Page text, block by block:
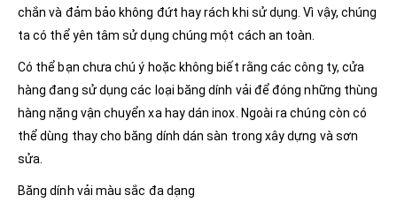
chắn và đảm bảo không đứt hay rách khi sử dụng. Vì vậy, chúng
ta có thể yên tâm sử dụng chúng một cách an toàn.
Có thể bạn chưa chú ý hoặc không biết rằng các công ty, cửa
hàng đang sử dụng các loại băng dính vải để đóng những thùng
hàng nặng vận chuyển xa hay dán inox. Ngoài ra chúng còn có
thể dùng thay cho băng dính dán sàn trong xây dựng và sơn
sửa.
Băng dính vải màu sắc đa dạng